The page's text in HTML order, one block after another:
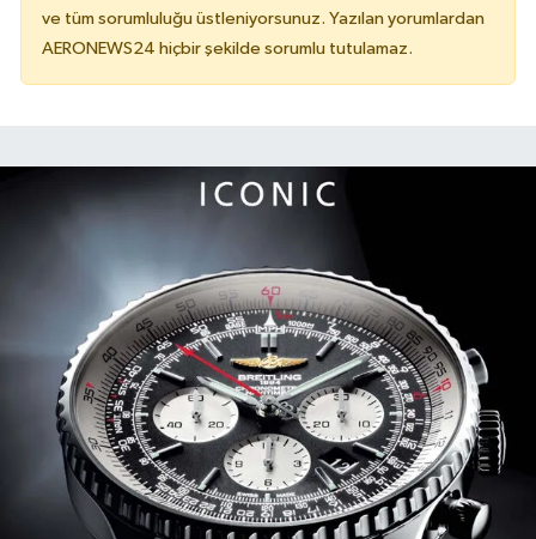
ve tüm sorumluluğu üstleniyorsunuz. Yazılan yorumlardan
AERONEWS24 hiçbir şekilde sorumlu tutulamaz.